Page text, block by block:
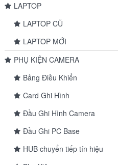
LAPTOP
LAPTOP CŨ
LAPTOP MỚI
PHỤ KIỆN CAMERA
Bảng Điều Khiển
Card Ghi Hình
Đầu Ghi Hình Camera
Đầu Ghi PC Base
HUB chuyển tiếp tín hiệu